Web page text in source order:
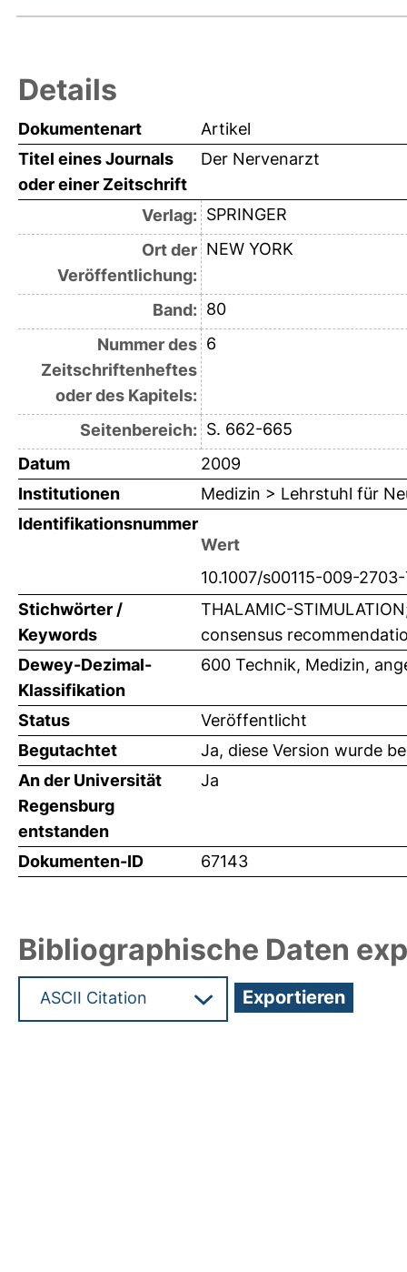
Details
Dokumentenart
Artikel
Titel eines Journals
oder einer Zeitschrift
Der Nervenarzt
Verlag: SPRINGER
Ort der
Veröffentlichung:
NEW YORK
Band: 80
Nummer des
Zeitschriftenheftes
oder des Kapitels:
6
Seitenbereich: S. 662-665
Datum
2009
Institutionen
Medizin > Lehrstuhl für
Identifikationsnummer
Wert
10.1007/s00115-009-
Stichwörter /
Keywords
THALAMIC-
consensus
Dewey-Dezimal-
Klassifikation
600 Technik, Medizin,
Status
Veröffentlicht
Begutachtet
Ja, diese Version wurde
An der Universität
Regensburg
entstanden
Ja
Dokumenten-ID 67143
Bibliographische Daten